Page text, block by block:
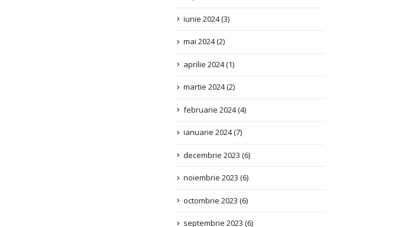
mai 2024(2)
aprilie 2024(1)
martie 2024 (2)
februarie 2024
ianuarie 2024(7)
decembrie 2023(6)
noiembrie 2023(6)
octombrie 2023 (6)
septembrie 2023(6)
august 2023 (5)